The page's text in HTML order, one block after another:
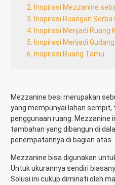
2. Inspirasi Mezzanine
3. Inspirasi Ruangan Serba
4. Inspirasi Menjadi Ruang
5. Inspirasi Menjadi
6. Inspirasi Ruang Tamu
Mezzanine besi merupakan
yang mempunyai lahan
penggunaan ruang. Mezzanine
tambahan yang dibangun di
penempatannya di bagian atas.
Mezzanine bisa digunakan
Untuk ukurannya sendiri
Solusi ini cukup diminati oleh